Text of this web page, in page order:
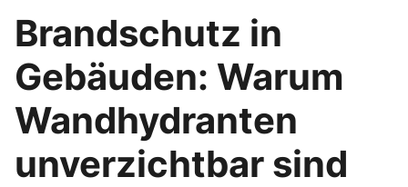
Brandschutz in
Gebäuden: Warum
Wandhydranten
unverzichtbar sind